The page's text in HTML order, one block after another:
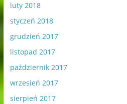
luty 2018
styczeń 2018
grudzień 2017
listopad 2017
październik 2017
wrzesień 2017
sierpień 2017